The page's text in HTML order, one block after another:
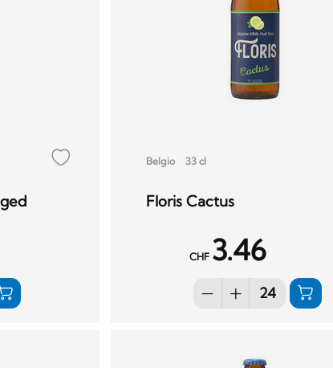
Belgio 33 cl
Floris Cactus
CHF 3.46